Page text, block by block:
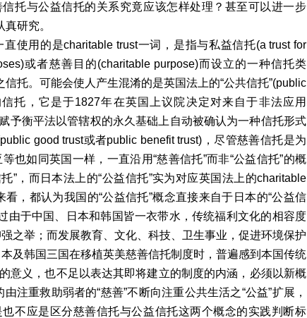
托与公益信托的关系究竟应该怎样处理？甚至可以进一步
研究。
用的是charitable trust一词，是指与私益信托(a trust for
或者慈善目的(charitable purpose)而设立的一种信托类
托。可能会使人产生混淆的是英国法上的“公共信托”(public
托，它是于1827年在英国上议院决定对来自于非法应用
予衡平法以管辖权的永久基础上自动被确认为一种信托形式
good trust或者public benefit trust)，尽管慈善信托是为
也如同英国一样，一直沿用“慈善信托”而非“公益信托”的概
”，而日本法上的“公益信托”实为对应英国法上的charitable
，都认为我国的“公益信托”概念直接来自于日本的“公益信
由于中国、日本和韩国皆一衣带水，传统福利文化的相容度
之举；而发展教育、文化、科技、卫生事业，促进环境保护
及韩国三国在移植英美慈善信托制度时，普遍感到本国传统
意义，也不足以表达其即将建立的制度的内涵，必须以新概
注重救助弱者的“慈善”不断向注重公共生活之“公益”扩展，
不应是区分慈善信托与公益信托这两个概念的实践判断标